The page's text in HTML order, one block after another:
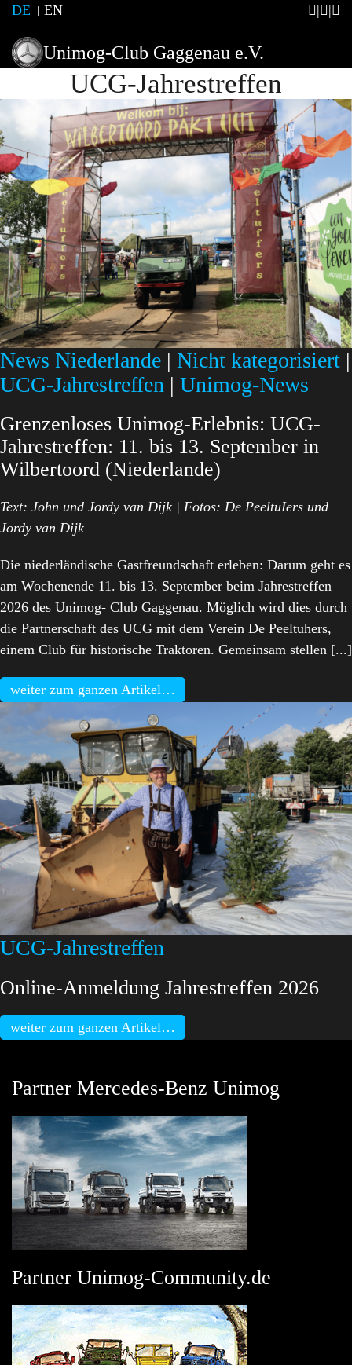
DE EN
Unimog-Club Gaggenau e.V.
UCG-Jahrestreffen
News Niederlande | Nicht kategorisiert |
UCG-Jahrestreffen | Unimog-News
Grenzenloses Unimog-Erlebnis: UCG-
Jahrestreffen: 11. bis 13. September in
Wilbertoord (Niederlande)
Text: John und Jordy van Dijk | Fotos: De PeeltuIers und
Jordy van Dijk
Die niederländische Gastfreundschaft erleben: Darum geht es
am Wochenende 11. bis 13. September beim Jahrestreffen
2026 des Unimog- Club Gaggenau. Möglich wird dies durch
die Partnerschaft des UCG mit dem Verein De Peeltuhers,
einem Club für historische Traktoren. Gemeinsam stellen [...]
weiter zum ganzen Artikel…
UCG-Jahrestreffen
Online-Anmeldung Jahrestreffen 2026
weiter zum ganzen Artikel…
Partner Mercedes-Benz Unimog
Partner Unimog-Community.de